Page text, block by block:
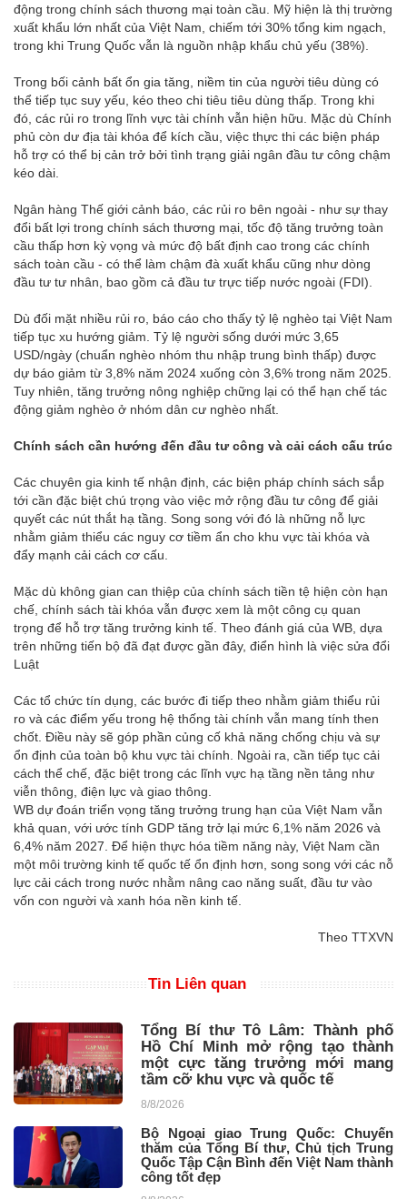
động trong chính sách thương mại toàn cầu. Mỹ hiện là thị trường
xuất khẩu lớn nhất của Việt Nam, chiếm tới 30% tổng kim ngạch,
trong khi Trung Quốc vẫn là nguồn nhập khẩu chủ yếu (38%).
Trong bối cảnh bất ổn gia tăng, niềm tin của người tiêu dùng có
thể tiếp tục suy yếu, kéo theo chi tiêu tiêu dùng thấp. Trong khi
đó, các rủi ro trong lĩnh vực tài chính vẫn hiện hữu. Mặc dù Chính
phủ còn dư địa tài khóa để kích cầu, việc thực thi các biện pháp
hỗ trợ có thể bị cản trở bởi tình trạng giải ngân đầu tư công chậm
kéo dài.
Ngân hàng Thế giới cảnh báo, các rủi ro bên ngoài - như sự thay
đổi bất lợi trong chính sách thương mại, tốc độ tăng trưởng toàn
cầu thấp hơn kỳ vọng và mức độ bất định cao trong các chính
sách toàn cầu - có thể làm chậm đà xuất khẩu cũng như dòng
đầu tư tư nhân, bao gồm cả đầu tư trực tiếp nước ngoài (FDI).
Dù đối mặt nhiều rủi ro, báo cáo cho thấy tỷ lệ nghèo tại Việt Nam
tiếp tục xu hướng giảm. Tỷ lệ người sống dưới mức 3,65
USD/ngày (chuẩn nghèo nhóm thu nhập trung bình thấp) được
dự báo giảm từ 3,8% năm 2024 xuống còn 3,6% trong năm 2025.
Tuy nhiên, tăng trưởng nông nghiệp chững lại có thể hạn chế tác
động giảm nghèo ở nhóm dân cư nghèo nhất.
Chính sách cần hướng đến đầu tư công và cải cách cấu trúc
Các chuyên gia kinh tế nhận định, các biện pháp chính sách sắp
tới cần đặc biệt chú trọng vào việc mở rộng đầu tư công để giải
quyết các nút thắt hạ tầng. Song song với đó là những nỗ lực
nhằm giảm thiểu các nguy cơ tiềm ẩn cho khu vực tài khóa và
đẩy mạnh cải cách cơ cấu.
Mặc dù không gian can thiệp của chính sách tiền tệ hiện còn hạn
chế, chính sách tài khóa vẫn được xem là một công cụ quan
trọng để hỗ trợ tăng trưởng kinh tế. Theo đánh giá của WB, dựa
trên những tiến bộ đã đạt được gần đây, điển hình là việc sửa đổi
Luật
Các tổ chức tín dụng, các bước đi tiếp theo nhằm giảm thiểu rủi
ro và các điểm yếu trong hệ thống tài chính vẫn mang tính then
chốt. Điều này sẽ góp phần củng cố khả năng chống chịu và sự
ổn định của toàn bộ khu vực tài chính. Ngoài ra, cần tiếp tục cải
cách thể chế, đặc biệt trong các lĩnh vực hạ tầng nền tảng như
viễn thông, điện lực và giao thông.
WB dự đoán triển vọng tăng trưởng trung hạn của Việt Nam vẫn
khả quan, với ước tính GDP tăng trở lại mức 6,1% năm 2026 và
6,4% năm 2027. Để hiện thực hóa tiềm năng này, Việt Nam cần
một môi trường kinh tế quốc tế ổn định hơn, song song với các nỗ
lực cải cách trong nước nhằm nâng cao năng suất, đầu tư vào
vốn con người và xanh hóa nền kinh tế.
Theo TTXVN
Tin Liên quan
Tổng Bí thư Tô Lâm: Thành phố
Hồ Chí Minh mở rộng tạo thành
một cực tăng trưởng mới mang
tầm cỡ khu vực và quốc tế
8/8/2026
Bộ Ngoại giao Trung Quốc: Chuyến
thăm của Tổng Bí thư, Chủ tịch Trung
Quốc Tập Cận Bình đến Việt Nam thành
công tốt đẹp